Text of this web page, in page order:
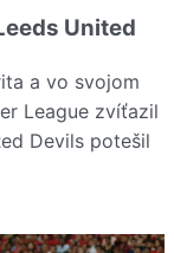
United
a vo svojom
League zvíťazil
Devils potešil